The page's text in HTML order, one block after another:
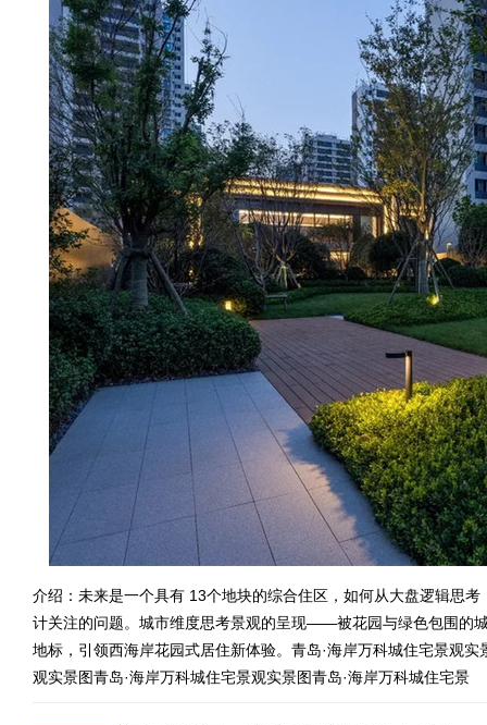
介绍：未来是一个具有 13个地块的综合住区，如何从大盘逻辑思
计关注的问题。城市维度思考景观的呈现——被花园与绿色包围的
地标，引领西海岸花园式居住新体验。青岛·海岸万科城住宅景观
观实景图青岛·海岸万科城住宅景观实景图青岛·海岸万科城住宅景